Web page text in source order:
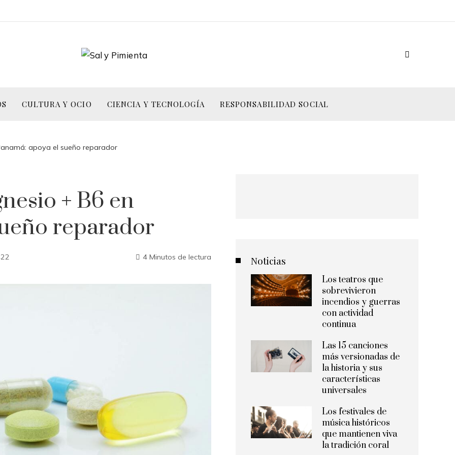
CULTURA Y OCIO CIENCIA Y TECNOLOGÍA RESPONSABILIDAD SOCIAL
apoya el sueño reparador
+ B6 en
reparador
4 Minutos de lectura Noticias
Los teatros que
sobrevivieron
incendios y guerras
con actividad
continua
Las 15 canciones
más versionadas de
la historia y sus
características
universales
Los festivales de
música históricos
que mantienen viva
la tradición coral